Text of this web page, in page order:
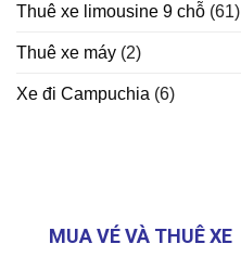
Thuê xe limousine 9 chỗ (61)
Thuê xe máy (2)
Xe đi Campuchia (6)
MUA VÉ VÀ THUÊ XE